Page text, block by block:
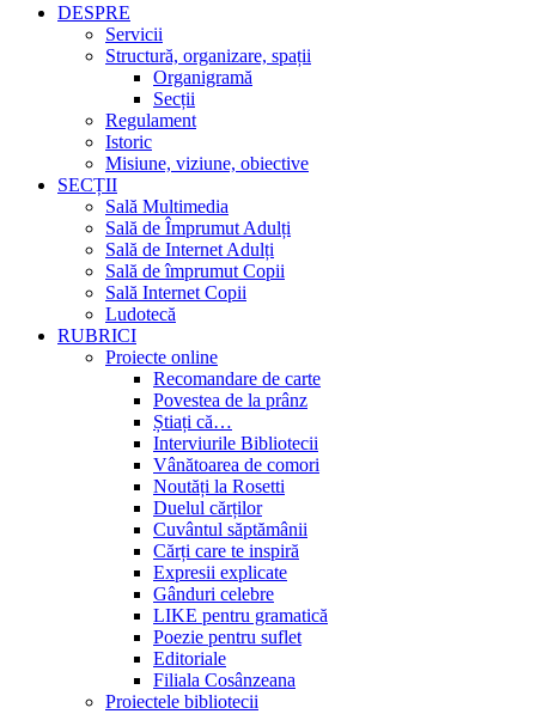
DESPRE
Servicii
Structură, organizare, spații
Organigramă
Secții
Regulament
Istoric
Misiune, viziune, obiective
SECȚII
Sală Multimedia
Sală de Împrumut Adulți
Sală de Internet Adulți
Sală de împrumut Copii
Sală Internet Copii
Ludotecă
RUBRICI
Proiecte online
Recomandare de carte
Povestea de la prânz
Știați că…
Interviurile Bibliotecii
Vânătoarea de comori
Noutăți la Rosetti
Duelul cărților
Cuvântul săptămânii
Cărți care te inspiră
Expresii explicate
Gânduri celebre
LIKE pentru gramatică
Poezie pentru suflet
Editoriale
Filiala Cosânzeana
Proiectele bibliotecii